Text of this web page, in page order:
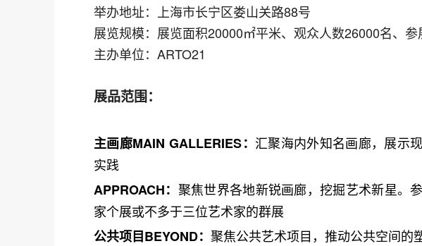
举办地址：上海市长宁区娄山关路88号
展览规模：展览面积20000㎡平米、观众人数26000名、参
主办单位：ARTO21
展品范围：
主画廊MAIN GALLERIES： 汇聚海内外知名画廊，展示
实践
APPROACH： 聚焦世界各地新锐画廊，挖掘艺术新星。
家个展或不多于三位艺术家的群展
公共项目BEYOND： 聚焦公共艺术项目，推动公共空间的